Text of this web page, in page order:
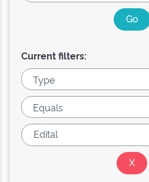
Current filters: